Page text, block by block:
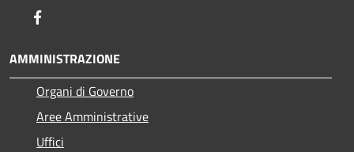
AMMINISTRAZIONE
Organi di Governo
Aree Amministrative
Uffici